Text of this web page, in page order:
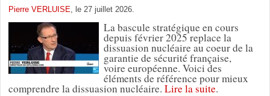
Pierre VERLUISE, le 27 juillet 2026.
La bascule stratégique en cours
depuis février 2025 replace la
dissuasion nucléaire au coeur de la
garantie de sécurité française,
voire européenne. Voici des
éléments de référence pour mieux
comprendre la dissuasion nucléaire. Lire la suite.